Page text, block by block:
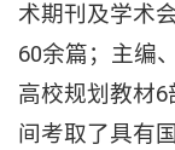
术期刊及学术
60余篇；主编
高校规划教材6
间考取了具有